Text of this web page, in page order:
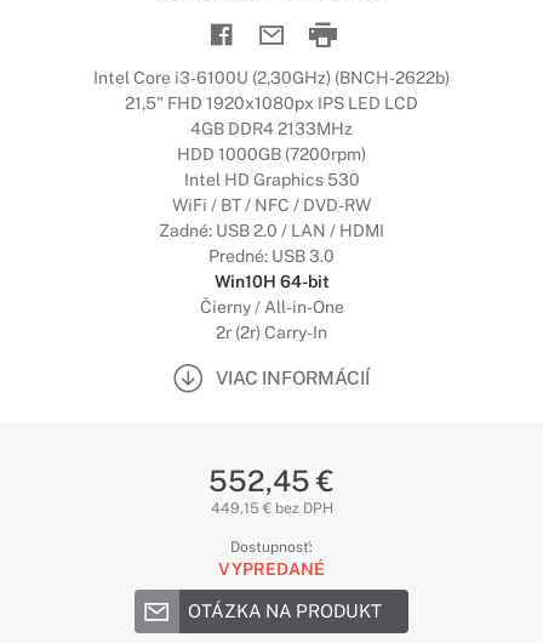
Intel Core i3-6100U (2,30GHz) (BNCH-2622b)
21,5" FHD 1920x1080px IPS LED LCD
4GB DDR4 2133MHz
HDD 1000GB (7200rpm)
Intel HD Graphics 530
WiFi / BT / NFC / DVD-RW
Zadné: USB 2.0 / LAN / HDMI
Predné: USB 3.0
Win10H 64-bit
Čierny / All-in-One
2r (2r) Carry-In
VIAC INFORMÁCIÍ
552,45 €
449,15 € bez DPH
Dostupnosť:
VYPREDANÉ
OTÁZKA NA PRODUKT